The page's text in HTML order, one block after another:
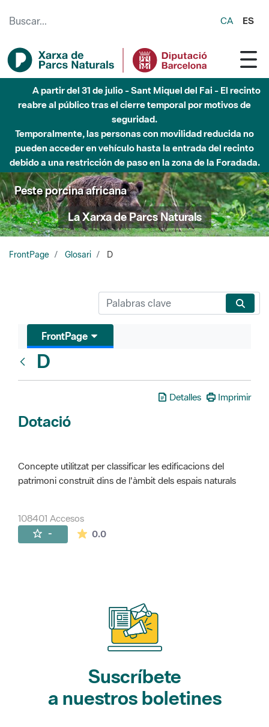
CA ES
A partir del 31 de julio - Sant Miquel del Fai - El recinto
reabre al público tras el cierre temporal por motivos de
seguridad.
Temporalmente, las personas con movilidad reducida no
pueden acceder en vehículo hasta la entrada del recinto
debido a una restricción de paso en la zona de la Foradada.
Peste porcina africana
La Xarxa de Parcs Naturals
FrontPage Glosari D
FrontPage
D
Detalles Imprimir
Dotació
Concepte utilitzat per classificar les edificacions del
patrimoni construït dins de l'àmbit dels espais naturals
108401 Accesos
- 0.0La valoración media es de 0 estrellas de
Suscríbete
a nuestros boletines